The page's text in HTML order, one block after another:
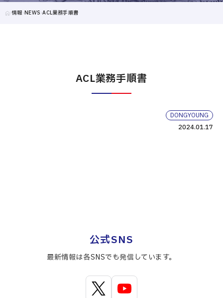
情報 NEWS ACL業務手順書
ACL業務手順書
DONGYOUNG
2024.01.17
公式SNS
最新情報は各SNSでも発信しています。